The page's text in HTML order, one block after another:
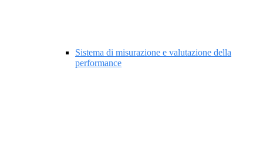
Sistema di misurazione e valutazione della
performance